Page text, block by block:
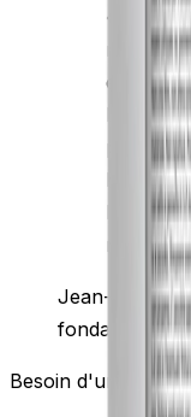
«
Pour
est
protège
huiles
Jean-Pascal
fondateur
Besoin d'un conseil